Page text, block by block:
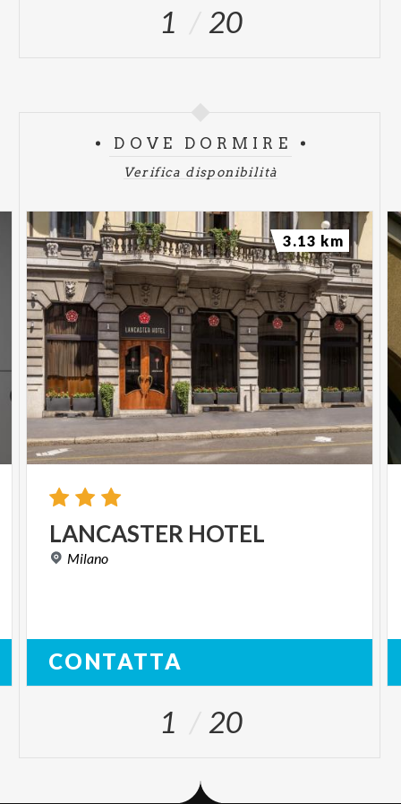
1 20
DOVE DORMIRE
Verifica disponibilità
LANCASTER HOTEL
Milano
CONTATTA
3.13 km
1 20